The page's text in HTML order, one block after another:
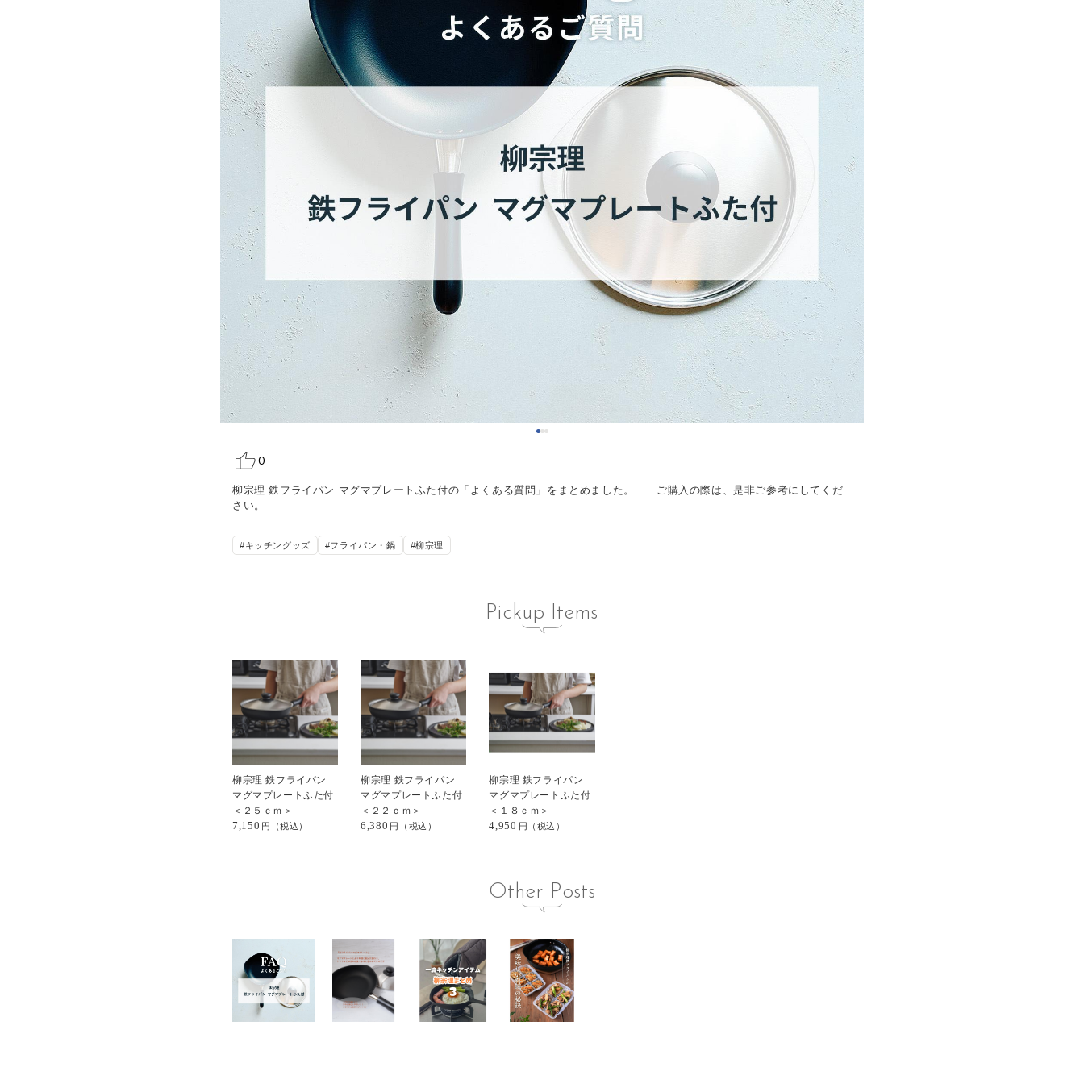
0
柳宗理 鉄フライパン マグマプレートふた付の「よくある質問」をまとめました。 ご購入の際は、是非ご参考にしてくだ
さい。
#キッチングッズ #フライパン・鍋 #柳宗理
Pickup Items
柳宗理 鉄フライパン
マグマプレートふた付
＜２５ｃｍ＞
7,150
柳宗理 鉄フライパン
マグマプレートふた付
＜２２ｃｍ＞
6,380
柳宗理 鉄フライパン
マグマプレートふた付
＜１８ｃｍ＞
4,950
Other Posts